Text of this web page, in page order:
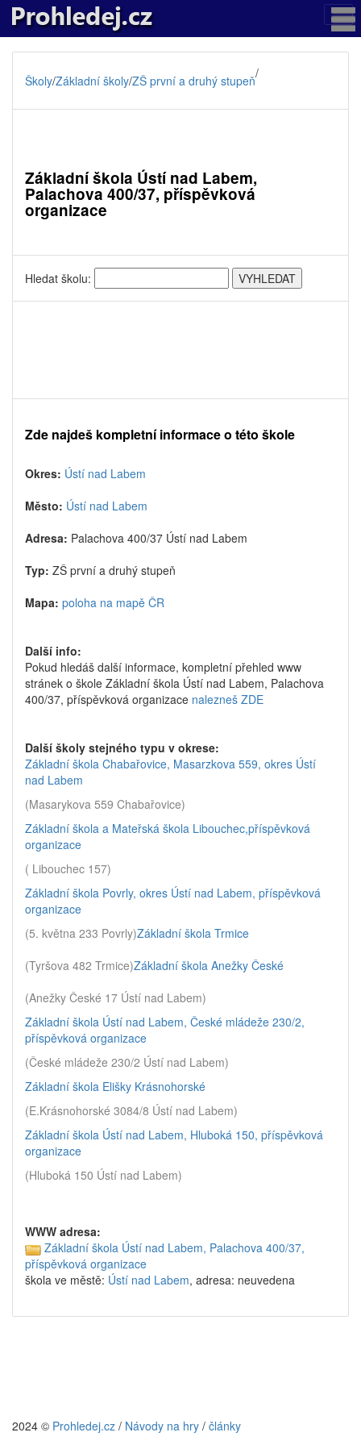
Školy/Základní školy/ZŠ první a druhý stupeň/
Základní škola Ústí nad Labem,
Palachova 400/37, příspěvková
organizace
Hledat školu:
Zde najdeš kompletní informace o této škole
Okres: Ústí nad Labem
Město: Ústí nad Labem
Adresa: Palachova 400/37 Ústí nad Labem
Typ: ZŠ první a druhý stupeň
Mapa: poloha na mapě ČR
Další info:
Pokud hledáš další informace, kompletní přehled www
stránek o škole Základní škola Ústí nad Labem, Palachova
400/37, příspěvková organizace nalezneš ZDE
Další školy stejného typu v okrese:
Základní škola Chabařovice, Masarzkova 559, okres Ústí
nad Labem
(Masarykova 559 Chabařovice)
Základní škola a Mateřská škola Libouchec,příspěvková
organizace
( Libouchec 157)
Základní škola Povrly, okres Ústí nad Labem, příspěvková
organizace
(5. května 233 Povrly)Základní škola Trmice
(Tyršova 482 Trmice)Základní škola Anežky České
(Anežky České 17 Ústí nad Labem)
Základní škola Ústí nad Labem, České mládeže 230/2,
příspěvková organizace
(České mládeže 230/2 Ústí nad Labem)
Základní škola Elišky Krásnohorské
(E.Krásnohorské 3084/8 Ústí nad Labem)
Základní škola Ústí nad Labem, Hluboká 150, příspěvková
organizace
(Hluboká 150 Ústí nad Labem)
WWW adresa:
Základní škola Ústí nad Labem, Palachova 400/37,
příspěvková organizace
škola ve městě: Ústí nad Labem, adresa: neuvedena
2024 © Prohledej.cz / Návody na hry / články